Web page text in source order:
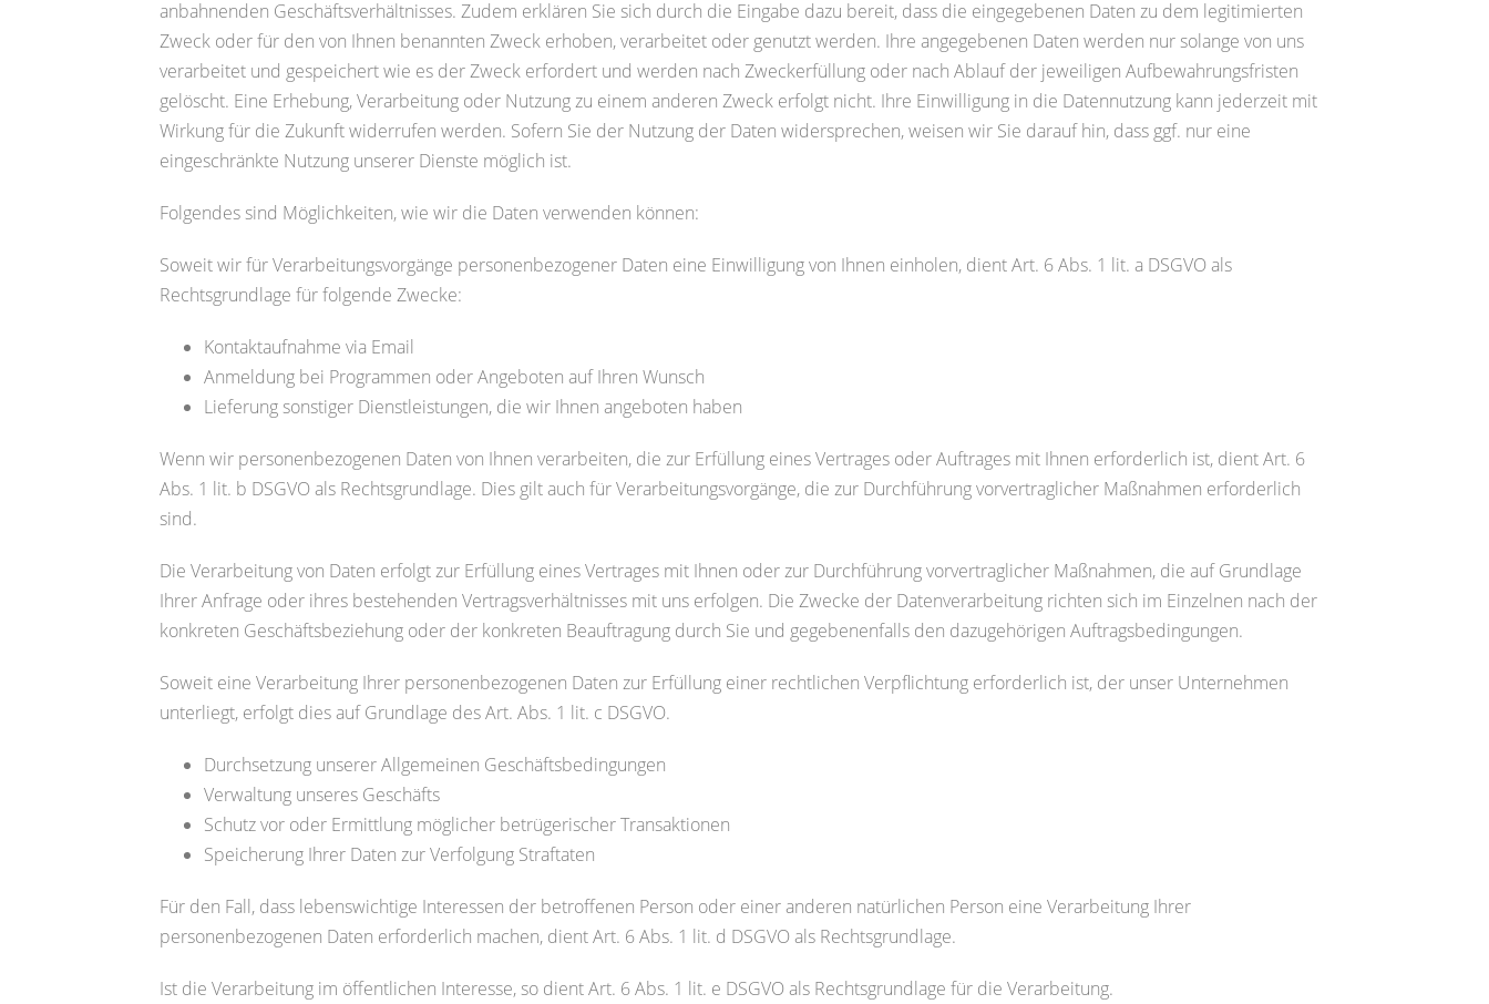
anbahnenden Geschäftsverhältnisses. Zudem erklären Sie sich durch die Eingabe dazu bereit, dass die eingegebenen Daten zu dem legitimierten
Zweck oder für den von Ihnen benannten Zweck erhoben, verarbeitet oder genutzt werden. Ihre angegebenen Daten werden nur solange von uns
verarbeitet und gespeichert wie es der Zweck erfordert und werden nach Zweckerfüllung oder nach Ablauf der jeweiligen Aufbewahrungsfristen
gelöscht. Eine Erhebung, Verarbeitung oder Nutzung zu einem anderen Zweck erfolgt nicht. Ihre Einwilligung in die Datennutzung kann jederzeit mit
Wirkung für die Zukunft widerrufen werden. Sofern Sie der Nutzung der Daten widersprechen, weisen wir Sie darauf hin, dass ggf. nur eine
eingeschränkte Nutzung unserer Dienste möglich ist.
Folgendes sind Möglichkeiten, wie wir die Daten verwenden können:
Soweit wir für Verarbeitungsvorgänge personenbezogener Daten eine Einwilligung von Ihnen einholen, dient Art. 6 Abs. 1 lit. a DSGVO als
Rechtsgrundlage für folgende Zwecke:
Kontaktaufnahme via Email
Anmeldung bei Programmen oder Angeboten auf Ihren Wunsch
Lieferung sonstiger Dienstleistungen, die wir Ihnen angeboten haben
Wenn wir personenbezogenen Daten von Ihnen verarbeiten, die zur Erfüllung eines Vertrages oder Auftrages mit Ihnen erforderlich ist, dient Art. 6
Abs. 1 lit. b DSGVO als Rechtsgrundlage. Dies gilt auch für Verarbeitungsvorgänge, die zur Durchführung vorvertraglicher Maßnahmen erforderlich
sind.
Die Verarbeitung von Daten erfolgt zur Erfüllung eines Vertrages mit Ihnen oder zur Durchführung vorvertraglicher Maßnahmen, die auf Grundlage
Ihrer Anfrage oder ihres bestehenden Vertragsverhältnisses mit uns erfolgen. Die Zwecke der Datenverarbeitung richten sich im Einzelnen nach der
konkreten Geschäftsbeziehung oder der konkreten Beauftragung durch Sie und gegebenenfalls den dazugehörigen Auftragsbedingungen.
Soweit eine Verarbeitung Ihrer personenbezogenen Daten zur Erfüllung einer rechtlichen Verpflichtung erforderlich ist, der unser Unternehmen
unterliegt, erfolgt dies auf Grundlage des Art. Abs. 1 lit. c DSGVO.
Durchsetzung unserer Allgemeinen Geschäftsbedingungen
Verwaltung unseres Geschäfts
Schutz vor oder Ermittlung möglicher betrügerischer Transaktionen
Speicherung Ihrer Daten zur Verfolgung Straftaten
Für den Fall, dass lebenswichtige Interessen der betroffenen Person oder einer anderen natürlichen Person eine Verarbeitung Ihrer
personenbezogenen Daten erforderlich machen, dient Art. 6 Abs. 1 lit. d DSGVO als Rechtsgrundlage.
Ist die Verarbeitung im öffentlichen Interesse, so dient Art. 6 Abs. 1 lit. e DSGVO als Rechtsgrundlage für die Verarbeitung.